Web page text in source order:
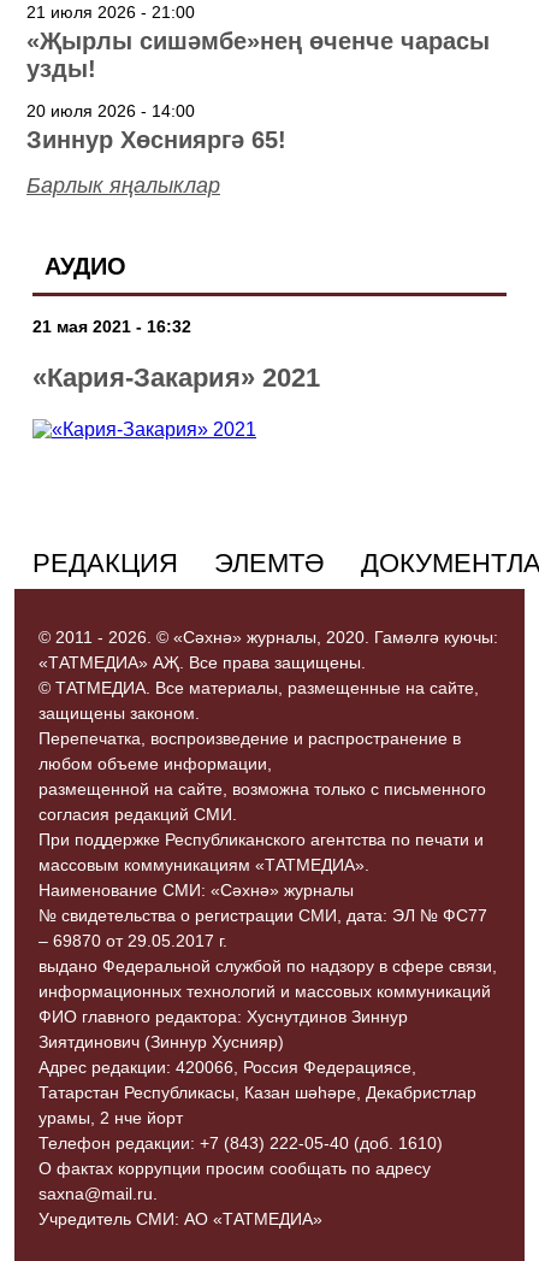
21 июля 2026 - 21:00
«Җырлы сишәмбе»нең өченче чарасы
узды!
20 июля 2026 - 14:00
Зиннур Хөснияргә 65!
Барлык яңалыклар
АУДИО
21 мая 2021 - 16:32
«Кария-Закария» 2021
РЕДАКЦИЯ ЭЛЕМТӘ
© 2011 - 2026. © «Сәхнә» журналы, 2020. Гамәлгә куючы:
«ТАТМЕДИА» АҖ. Все права защищены.
© ТАТМЕДИА. Все материалы, размещенные на сайте,
защищены законом.
Перепечатка, воспроизведение и распространение в
любом объеме информации,
размещенной на сайте, возможна только с письменного
согласия редакций СМИ.
При поддержке Республиканского агентства по печати и
массовым коммуникациям «ТАТМЕДИА».
Наименование СМИ: «Сәхнә» журналы
№ свидетельства о регистрации СМИ, дата: ЭЛ № ФС77
– 69870 от 29.05.2017 г.
выдано Федеральной службой по надзору в сфере связи,
информационных технологий и массовых коммуникаций
ФИО главного редактора: Хуснутдинов Зиннур
Зиятдинович (Зиннур Хуснияр)
Адрес редакции: 420066, Россия Федерациясе,
Татарстан Республикасы, Казан шәһәре, Декабристлар
урамы, 2 нче йорт
Телефон редакции: +7 (843) 222-05-40 (доб. 1610)
О фактах коррупции просим сообщать по адресу
saxna@mail.ru.
Учредитель СМИ: АО «ТАТМЕДИА»